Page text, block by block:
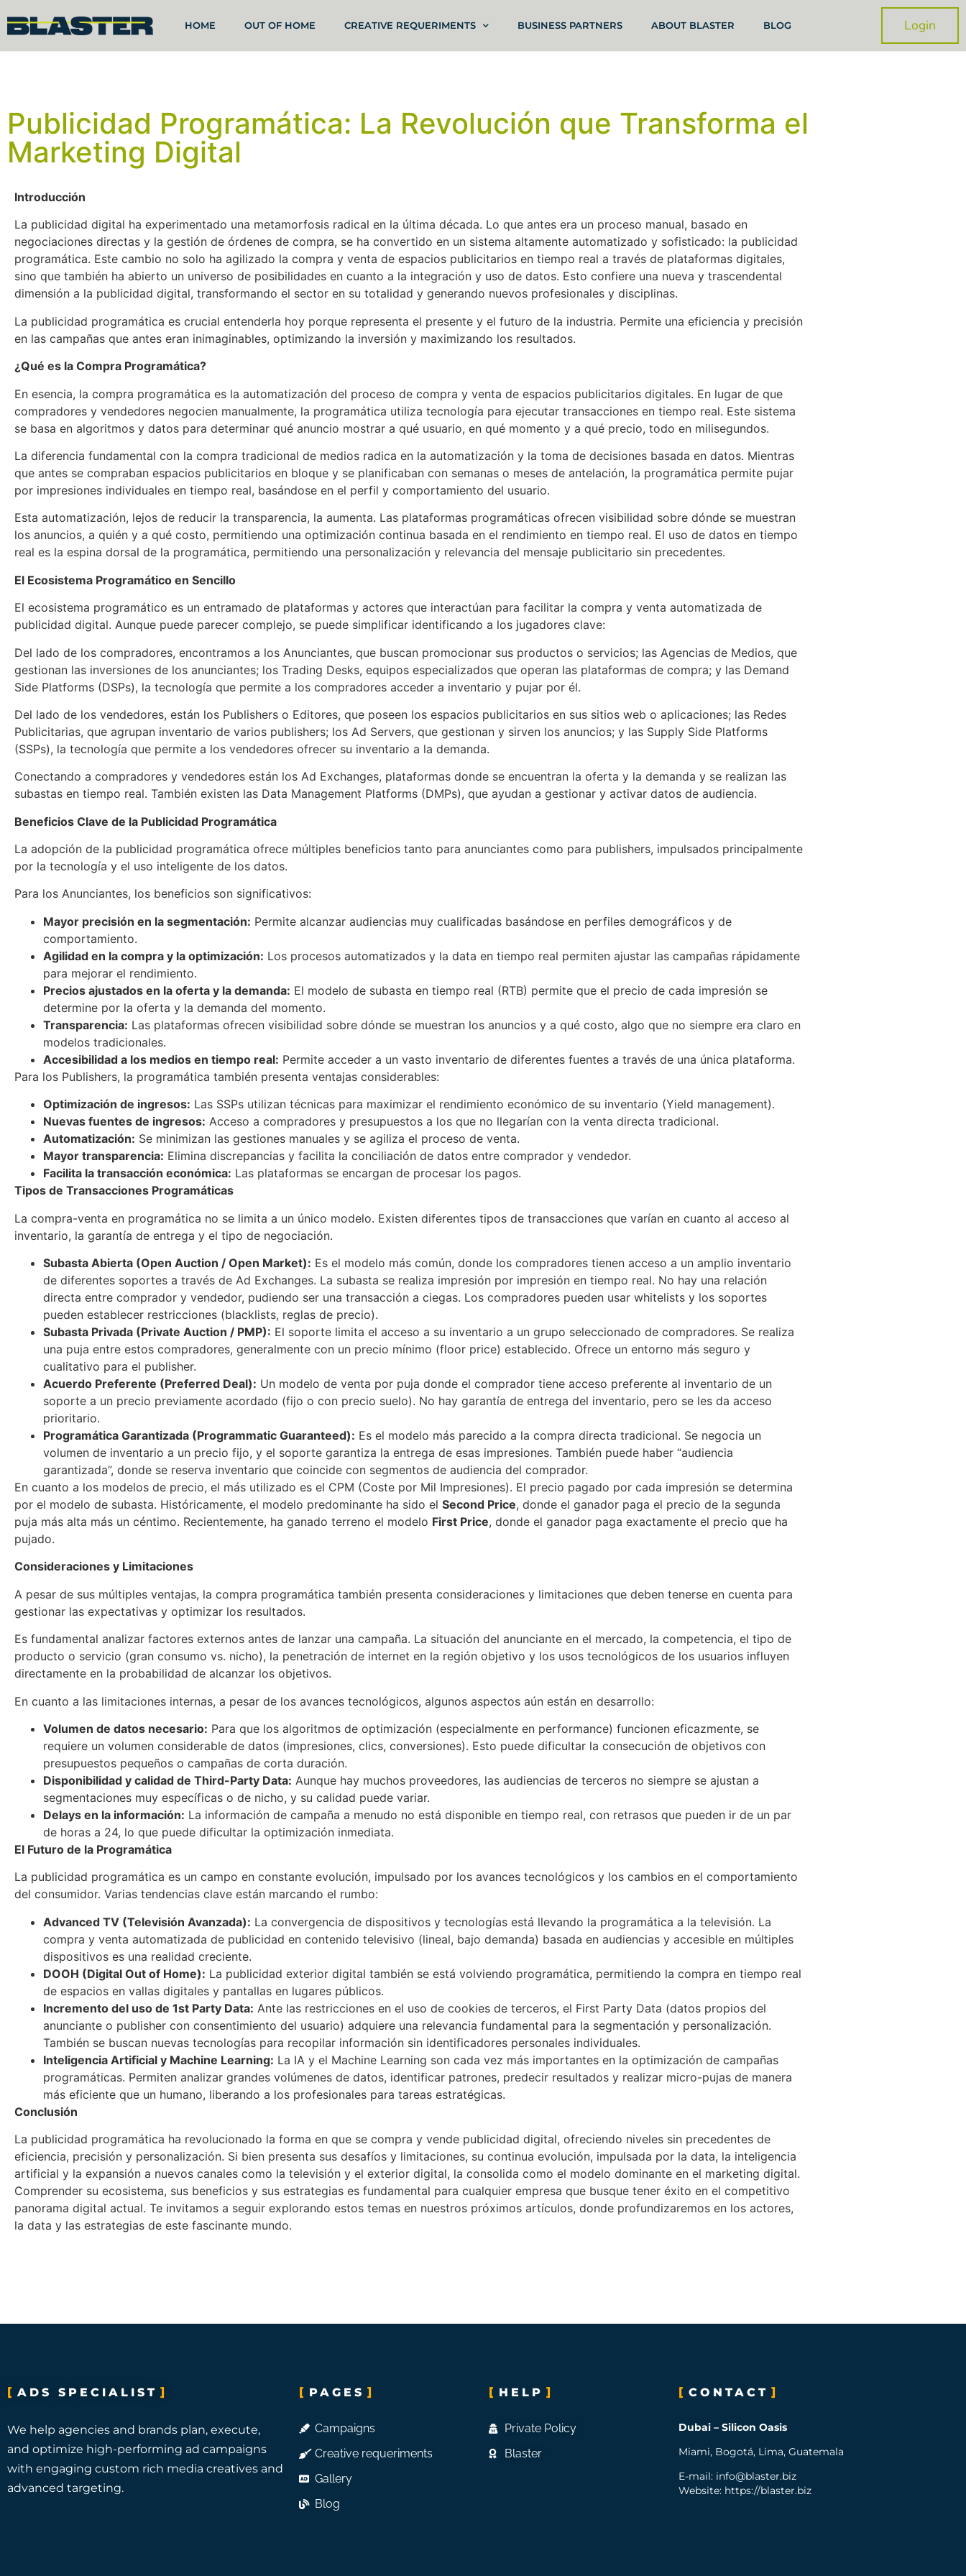
HOME OUT OF HOME CREATIVE REQUERIMENTS BUSINESS PARTNERS ABOUT BLASTER BLOG Login
Publicidad Programática: La Revolución que Transforma el
Marketing Digital
Introducción
La publicidad digital ha experimentado una metamorfosis radical en la última década. Lo que antes era un proceso manual, basado en
negociaciones directas y la gestión de órdenes de compra, se ha convertido en un sistema altamente automatizado y sofisticado: la publicidad
programática. Este cambio no solo ha agilizado la compra y venta de espacios publicitarios en tiempo real a través de plataformas digitales,
sino que también ha abierto un universo de posibilidades en cuanto a la integración y uso de datos. Esto confiere una nueva y trascendental
dimensión a la publicidad digital, transformando el sector en su totalidad y generando nuevos profesionales y disciplinas.
La publicidad programática es crucial entenderla hoy porque representa el presente y el futuro de la industria. Permite una eficiencia y precisión
en las campañas que antes eran inimaginables, optimizando la inversión y maximizando los resultados.
¿Qué es la Compra Programática?
En esencia, la compra programática es la automatización del proceso de compra y venta de espacios publicitarios digitales. En lugar de que
compradores y vendedores negocien manualmente, la programática utiliza tecnología para ejecutar transacciones en tiempo real. Este sistema
se basa en algoritmos y datos para determinar qué anuncio mostrar a qué usuario, en qué momento y a qué precio, todo en milisegundos.
La diferencia fundamental con la compra tradicional de medios radica en la automatización y la toma de decisiones basada en datos. Mientras
que antes se compraban espacios publicitarios en bloque y se planificaban con semanas o meses de antelación, la programática permite pujar
por impresiones individuales en tiempo real, basándose en el perfil y comportamiento del usuario.
Esta automatización, lejos de reducir la transparencia, la aumenta. Las plataformas programáticas ofrecen visibilidad sobre dónde se muestran
los anuncios, a quién y a qué costo, permitiendo una optimización continua basada en el rendimiento en tiempo real. El uso de datos en tiempo
real es la espina dorsal de la programática, permitiendo una personalización y relevancia del mensaje publicitario sin precedentes.
El Ecosistema Programático en Sencillo
El ecosistema programático es un entramado de plataformas y actores que interactúan para facilitar la compra y venta automatizada de
publicidad digital. Aunque puede parecer complejo, se puede simplificar identificando a los jugadores clave:
Del lado de los compradores, encontramos a los Anunciantes, que buscan promocionar sus productos o servicios; las Agencias de Medios, que
gestionan las inversiones de los anunciantes; los Trading Desks, equipos especializados que operan las plataformas de compra; y las Demand
Side Platforms (DSPs), la tecnología que permite a los compradores acceder a inventario y pujar por él.
Del lado de los vendedores, están los Publishers o Editores, que poseen los espacios publicitarios en sus sitios web o aplicaciones; las Redes
Publicitarias, que agrupan inventario de varios publishers; los Ad Servers, que gestionan y sirven los anuncios; y las Supply Side Platforms
(SSPs), la tecnología que permite a los vendedores ofrecer su inventario a la demanda.
Conectando a compradores y vendedores están los Ad Exchanges, plataformas donde se encuentran la oferta y la demanda y se realizan las
subastas en tiempo real. También existen las Data Management Platforms (DMPs), que ayudan a gestionar y activar datos de audiencia.
Beneficios Clave de la Publicidad Programática
La adopción de la publicidad programática ofrece múltiples beneficios tanto para anunciantes como para publishers, impulsados principalmente
por la tecnología y el uso inteligente de los datos.
Para los Anunciantes, los beneficios son significativos:
Mayor precisión en la segmentación: Permite alcanzar audiencias muy cualificadas basándose en perfiles demográficos y de
comportamiento.
Agilidad en la compra y la optimización: Los procesos automatizados y la data en tiempo real permiten ajustar las campañas rápidamente
para mejorar el rendimiento.
Precios ajustados en la oferta y la demanda: El modelo de subasta en tiempo real (RTB) permite que el precio de cada impresión se
determine por la oferta y la demanda del momento.
Transparencia: Las plataformas ofrecen visibilidad sobre dónde se muestran los anuncios y a qué costo, algo que no siempre era claro en
modelos tradicionales.
Accesibilidad a los medios en tiempo real: Permite acceder a un vasto inventario de diferentes fuentes a través de una única plataforma.
Para los Publishers, la programática también presenta ventajas considerables:
Optimización de ingresos: Las SSPs utilizan técnicas para maximizar el rendimiento económico de su inventario (Yield management).
Nuevas fuentes de ingresos: Acceso a compradores y presupuestos a los que no llegarían con la venta directa tradicional.
Automatización: Se minimizan las gestiones manuales y se agiliza el proceso de venta.
Mayor transparencia: Elimina discrepancias y facilita la conciliación de datos entre comprador y vendedor.
Facilita la transacción económica: Las plataformas se encargan de procesar los pagos.
Tipos de Transacciones Programáticas
La compra-venta en programática no se limita a un único modelo. Existen diferentes tipos de transacciones que varían en cuanto al acceso al
inventario, la garantía de entrega y el tipo de negociación.
Subasta Abierta (Open Auction / Open Market): Es el modelo más común, donde los compradores tienen acceso a un amplio inventario
de diferentes soportes a través de Ad Exchanges. La subasta se realiza impresión por impresión en tiempo real. No hay una relación
directa entre comprador y vendedor, pudiendo ser una transacción a ciegas. Los compradores pueden usar whitelists y los soportes
pueden establecer restricciones (blacklists, reglas de precio).
Subasta Privada (Private Auction / PMP): El soporte limita el acceso a su inventario a un grupo seleccionado de compradores. Se realiza
una puja entre estos compradores, generalmente con un precio mínimo (floor price) establecido. Ofrece un entorno más seguro y
cualitativo para el publisher.
Acuerdo Preferente (Preferred Deal): Un modelo de venta por puja donde el comprador tiene acceso preferente al inventario de un
soporte a un precio previamente acordado (fijo o con precio suelo). No hay garantía de entrega del inventario, pero se les da acceso
prioritario.
Programática Garantizada (Programmatic Guaranteed): Es el modelo más parecido a la compra directa tradicional. Se negocia un
volumen de inventario a un precio fijo, y el soporte garantiza la entrega de esas impresiones. También puede haber “audiencia
garantizada”, donde se reserva inventario que coincide con segmentos de audiencia del comprador.
En cuanto a los modelos de precio, el más utilizado es el CPM (Coste por Mil Impresiones). El precio pagado por cada impresión se determina
por el modelo de subasta. Históricamente, el modelo predominante ha sido el Second Price, donde el ganador paga el precio de la segunda
puja más alta más un céntimo. Recientemente, ha ganado terreno el modelo First Price, donde el ganador paga exactamente el precio que ha
pujado.
Consideraciones y Limitaciones
A pesar de sus múltiples ventajas, la compra programática también presenta consideraciones y limitaciones que deben tenerse en cuenta para
gestionar las expectativas y optimizar los resultados.
Es fundamental analizar factores externos antes de lanzar una campaña. La situación del anunciante en el mercado, la competencia, el tipo de
producto o servicio (gran consumo vs. nicho), la penetración de internet en la región objetivo y los usos tecnológicos de los usuarios influyen
directamente en la probabilidad de alcanzar los objetivos.
En cuanto a las limitaciones internas, a pesar de los avances tecnológicos, algunos aspectos aún están en desarrollo:
Volumen de datos necesario: Para que los algoritmos de optimización (especialmente en performance) funcionen eficazmente, se
requiere un volumen considerable de datos (impresiones, clics, conversiones). Esto puede dificultar la consecución de objetivos con
presupuestos pequeños o campañas de corta duración.
Disponibilidad y calidad de Third-Party Data: Aunque hay muchos proveedores, las audiencias de terceros no siempre se ajustan a
segmentaciones muy específicas o de nicho, y su calidad puede variar.
Delays en la información: La información de campaña a menudo no está disponible en tiempo real, con retrasos que pueden ir de un par
de horas a 24, lo que puede dificultar la optimización inmediata.
El Futuro de la Programática
La publicidad programática es un campo en constante evolución, impulsado por los avances tecnológicos y los cambios en el comportamiento
del consumidor. Varias tendencias clave están marcando el rumbo:
Advanced TV (Televisión Avanzada): La convergencia de dispositivos y tecnologías está llevando la programática a la televisión. La
compra y venta automatizada de publicidad en contenido televisivo (lineal, bajo demanda) basada en audiencias y accesible en múltiples
dispositivos es una realidad creciente.
DOOH (Digital Out of Home): La publicidad exterior digital también se está volviendo programática, permitiendo la compra en tiempo real
de espacios en vallas digitales y pantallas en lugares públicos.
Incremento del uso de 1st Party Data: Ante las restricciones en el uso de cookies de terceros, el First Party Data (datos propios del
anunciante o publisher con consentimiento del usuario) adquiere una relevancia fundamental para la segmentación y personalización.
También se buscan nuevas tecnologías para recopilar información sin identificadores personales individuales.
Inteligencia Artificial y Machine Learning: La IA y el Machine Learning son cada vez más importantes en la optimización de campañas
programáticas. Permiten analizar grandes volúmenes de datos, identificar patrones, predecir resultados y realizar micro-pujas de manera
más eficiente que un humano, liberando a los profesionales para tareas estratégicas.
Conclusión
La publicidad programática ha revolucionado la forma en que se compra y vende publicidad digital, ofreciendo niveles sin precedentes de
eficiencia, precisión y personalización. Si bien presenta sus desafíos y limitaciones, su continua evolución, impulsada por la data, la inteligencia
artificial y la expansión a nuevos canales como la televisión y el exterior digital, la consolida como el modelo dominante en el marketing digital.
Comprender su ecosistema, sus beneficios y sus estrategias es fundamental para cualquier empresa que busque tener éxito en el competitivo
panorama digital actual. Te invitamos a seguir explorando estos temas en nuestros próximos artículos, donde profundizaremos en los actores,
la data y las estrategias de este fascinante mundo.
ADS SPECIALIST
We help agencies and brands plan, execute,
and optimize high-performing ad campaigns
with engaging custom rich media creatives and
advanced targeting.
PAGES
Campaigns
Creative requeriments
Gallery
Blog
HELP
Private Policy
Blaster
CONTACT
Dubai – Silicon Oasis
Miami, Bogotá, Lima, Guatemala
E-mail: info@blaster.biz
Website: https://blaster.biz